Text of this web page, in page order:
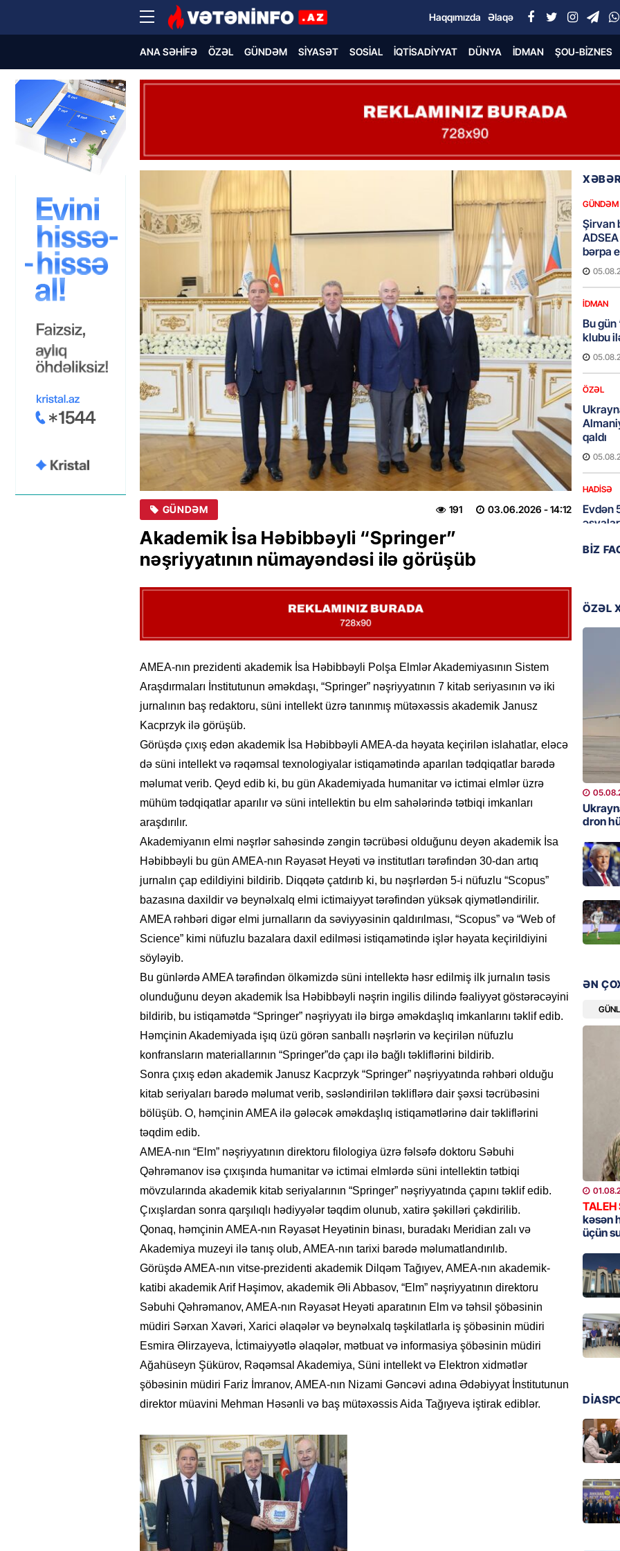
Haqqımızda Əlaqə
ANA SƏHIFƏ ÖZƏL GÜNDƏM SIYASƏT SOSIAL İQTISADIYYAT DÜNYA İDMAN ŞOU-BIZNES
GÜNDƏM 03.06.2026 - 14:12
191
Akademik İsa Həbibbəyli “Springer”
nəşriyyatının nümayəndəsi ilə görüşüb
AMEA-nın prezidenti akademik İsa Həbibbəyli Polşa Elmlər Akademiyasının Sistem
Araşdırmaları İnstitutunun əməkdaşı, “Springer” nəşriyyatının 7 kitab seriyasının və iki
jurnalının baş redaktoru, süni intellekt üzrə tanınmış mütəxəssis akademik Janusz
Kacprzyk ilə görüşüb.
Görüşdə çıxış edən akademik İsa Həbibbəyli AMEA-da həyata keçirilən islahatlar, eləcə
də süni intellekt və rəqəmsal texnologiyalar istiqamətində aparılan tədqiqatlar barədə
məlumat verib. Qeyd edib ki, bu gün Akademiyada humanitar və ictimai elmlər üzrə
mühüm tədqiqatlar aparılır və süni intellektin bu elm sahələrində tətbiqi imkanları
araşdırılır.
Akademiyanın elmi nəşrlər sahəsində zəngin təcrübəsi olduğunu deyən akademik İsa
Həbibbəyli bu gün AMEA-nın Rəyasət Heyəti və institutları tərəfindən 30-dan artıq
jurnalın çap edildiyini bildirib. Diqqətə çatdırıb ki, bu nəşrlərdən 5-i nüfuzlu “Scopus”
bazasına daxildir və beynəlxalq elmi ictimaiyyət tərəfindən yüksək qiymətləndirilir.
AMEA rəhbəri digər elmi jurnalların da səviyyəsinin qaldırılması, “Scopus” və “Web of
Science” kimi nüfuzlu bazalara daxil edilməsi istiqamətində işlər həyata keçirildiyini
söyləyib.
Bu günlərdə AMEA tərəfindən ölkəmizdə süni intellektə həsr edilmiş ilk jurnalın təsis
olunduğunu deyən akademik İsa Həbibbəyli nəşrin ingilis dilində fəaliyyət göstərəcəyini
bildirib, bu istiqamətdə “Springer” nəşriyyatı ilə birgə əməkdaşlıq imkanlarını təklif edib.
Həmçinin Akademiyada işıq üzü görən sanballı nəşrlərin və keçirilən nüfuzlu
konfransların materiallarının “Springer”də çapı ilə bağlı təkliflərini bildirib.
Sonra çıxış edən akademik Janusz Kacprzyk “Springer” nəşriyyatında rəhbəri olduğu
kitab seriyaları barədə məlumat verib, səsləndirilən təkliflərə dair şəxsi təcrübəsini
bölüşüb. O, həmçinin AMEA ilə gələcək əməkdaşlıq istiqamətlərinə dair təkliflərini
təqdim edib.
AMEA-nın “Elm” nəşriyyatının direktoru filologiya üzrə fəlsəfə doktoru Səbuhi
Qəhrəmanov isə çıxışında humanitar və ictimai elmlərdə süni intellektin tətbiqi
mövzularında akademik kitab seriyalarının “Springer” nəşriyyatında çapını təklif edib.
Çıxışlardan sonra qarşılıqlı hədiyyələr təqdim olunub, xatirə şəkilləri çəkdirilib.
Qonaq, həmçinin AMEA-nın Rəyasət Heyətinin binası, buradakı Meridian zalı və
Akademiya muzeyi ilə tanış olub, AMEA-nın tarixi barədə məlumatlandırılıb.
Görüşdə AMEA-nın vitse-prezidenti akademik Dilqəm Tağıyev, AMEA-nın akademik-
katibi akademik Arif Həşimov, akademik Əli Abbasov, “Elm” nəşriyyatının direktoru
Səbuhi Qəhrəmanov, AMEA-nın Rəyasət Heyəti aparatının Elm və təhsil şöbəsinin
müdiri Sərxan Xavəri, Xarici əlaqələr və beynəlxalq təşkilatlarla iş şöbəsinin müdiri
Esmira Əlirzayeva, İctimaiyyətlə əlaqələr, mətbuat və informasiya şöbəsinin müdiri
Ağahüseyn Şükürov, Rəqəmsal Akademiya, Süni intellekt və Elektron xidmətlər
şöbəsinin müdiri Fariz İmranov, AMEA-nın Nizami Gəncəvi adına Ədəbiyyat İnstitutunun
direktor müavini Mehman Həsənli və baş mütəxəssis Aida Tağıyeva iştirak ediblər.
GÜNDƏM
Şirvan
bərpa
İDMAN
Bu gün
klubu
ÖZƏL
qaldı
HADISƏ
Evdən
İDMAN
Bu
DÜNYA
GÜNDƏM
HADISƏ
söydü,
BANNER
BANNER
Hikmət
verməz
REKLAM
BIZ
ÖZƏL
dron
ƏN
TALEH
kəsən
üçün